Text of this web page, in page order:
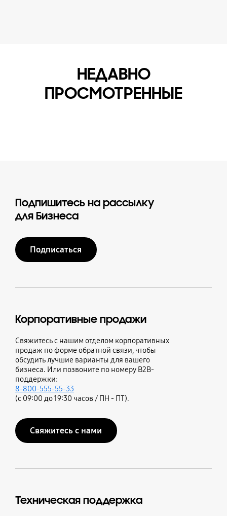
НЕДАВНО
ПРОСМОТРЕННЫЕ
Подпишитесь на рассылку
для Бизнеса
Подписаться
Корпоративные продажи
Свяжитесь с нашим отделом корпоративных
продаж по форме обратной связи, чтобы
обсудить лучшие варианты для вашего
бизнеса. Или позвоните по номеру B2B-
поддержки:
8-800-555-55-33
(с 09:00 до 19:30 часов / ПН - ПТ).
Свяжитесь с нами
Техническая поддержка